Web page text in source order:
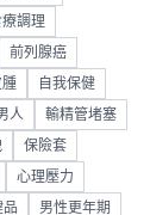
療調理
前列腺癌
腫 自我保健
人 輸精管堵塞
保險套
心理壓力
品 男性更年期